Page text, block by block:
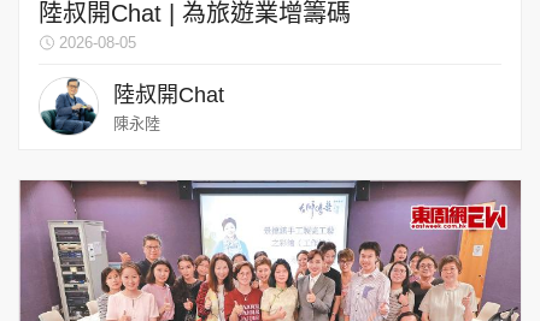
陸叔開Chat | 為旅遊業增籌碼
2026-08-05
陸叔開Chat
陳永陸